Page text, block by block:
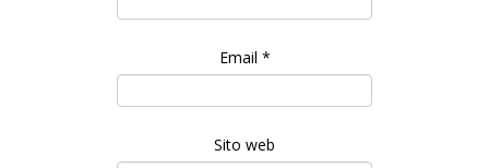
Email *
Sito web